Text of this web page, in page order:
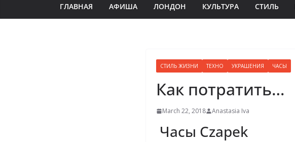
ГЛАВНАЯ АФИША ЛОНДОН КУЛЬТУРА СТИЛЬ
СТИЛЬ ЖИЗНИ ТЕХНО УКРАШЕНИЯ ЧАСЫ
Как потратить…
March 22, 2018 Anastasia Iva
Часы Czapek